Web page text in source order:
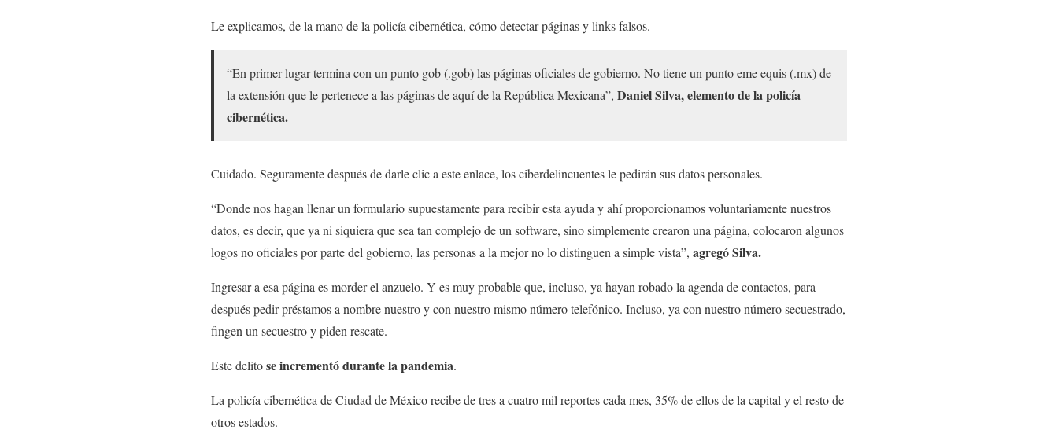
Le explicamos, de la mano de la policía cibernética, cómo detectar páginas y links falsos.
“En primer lugar termina con un punto gob (.gob) las páginas oficiales de gobierno. No tiene un punto eme equis (.mx) de
la extensión que le pertenece a las páginas de aquí de la República Mexicana”, Daniel Silva, elemento de la policía
cibernética.
Cuidado. Seguramente después de darle clic a este enlace, los ciberdelincuentes le pedirán sus datos personales.
“Donde nos hagan llenar un formulario supuestamente para recibir esta ayuda y ahí proporcionamos voluntariamente nuestros
datos, es decir, que ya ni siquiera que sea tan complejo de un software, sino simplemente crearon una página, colocaron algunos
logos no oficiales por parte del gobierno, las personas a la mejor no lo distinguen a simple vista”, agregó Silva.
Ingresar a esa página es morder el anzuelo. Y es muy probable que, incluso, ya hayan robado la agenda de contactos, para
después pedir préstamos a nombre nuestro y con nuestro mismo número telefónico. Incluso, ya con nuestro número secuestrado,
fingen un secuestro y piden rescate.
Este delitose incrementó durante la pandemia.
La policía cibernética de Ciudad de México recibe de tres a cuatro mil reportes cada mes, 35% de ellos de la capital y el resto de
otros estados.